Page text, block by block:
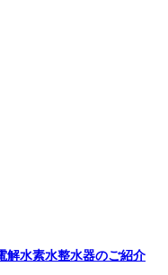
解水素水整水器のご紹介